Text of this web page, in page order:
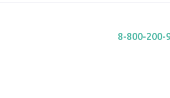
глюкозо-галактозная
(клинические исследования у
8-800-200-